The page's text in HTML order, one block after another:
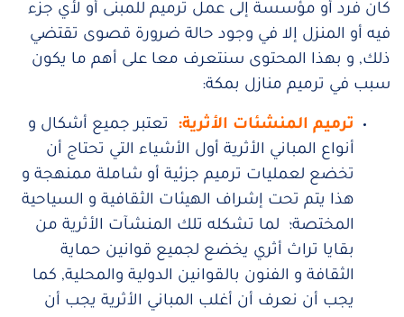
كان فرد أو مؤسسة إلى عمل ترميم للمبنى أو لأي جزء
فيه أو المنزل إلا في وجود حالة ضرورة قصوى تقتضي
ذلك, و بهذا المحتوى سنتعرف معا على أهم ما يكون
سبب في ترميم منازل بمكة:
ترميم المنشئات الأثرية:
تعتبر جميع أشكال و
أنواع المباني الأثرية أول الأشياء التي تحتاج أن
تخضع لعمليات ترميم جزئية أو شاملة ممنهجة و
هذا يتم تحت إشراف الهيئات الثقافية و السياحية
المختصة؛ لما تشكله تلك المنشآت الأثرية من
بقايا تراث أثري يخضع لجميع قوانين حماية
الثقافة و الفنون بالقوانين الدولية والمحلية, كما
يجب أن نعرف أن أغلب المباني الأثرية يجب أن